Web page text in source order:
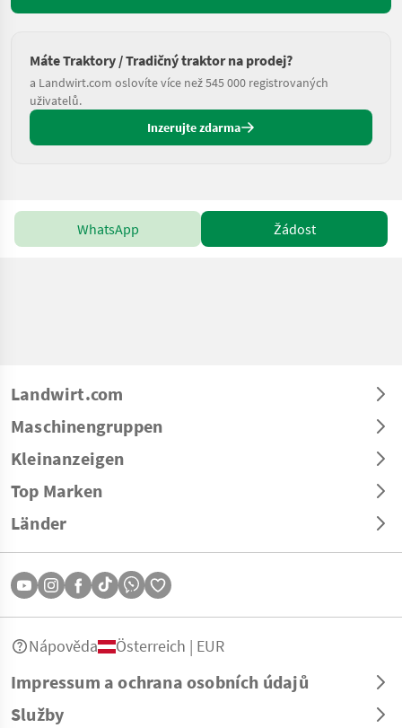
Máte Traktory / Tradičný traktor na prodej?
a Landwirt.com oslovíte více než 545 000 registrovaných
uživatelů.
Inzerujte zdarma
WhatsApp Žádost
Landwirt.com
Maschinengruppen
Kleinanzeigen
Top Marken
Länder
Impressum a ochrana osobních údajů
Služby
Nápověda Österreich | EUR